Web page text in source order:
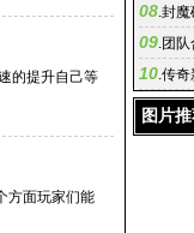
的提升自己等
方面玩家们能
08.封魔
09.团
10.传奇
图片